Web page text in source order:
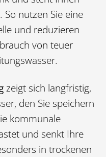
nutzen Sie eine
und reduzieren
von teuer
zeigt sich langfristig,
den Sie speichern
kommunale
und senkt Ihre
in trockenen